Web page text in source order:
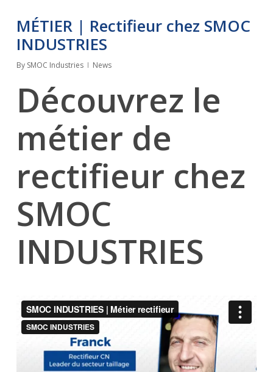
MÉTIER | Rectifieur chez SMOC
INDUSTRIES
By SMOC Industries News
Découvrez le
métier de
rectifieur chez
SMOC
INDUSTRIES